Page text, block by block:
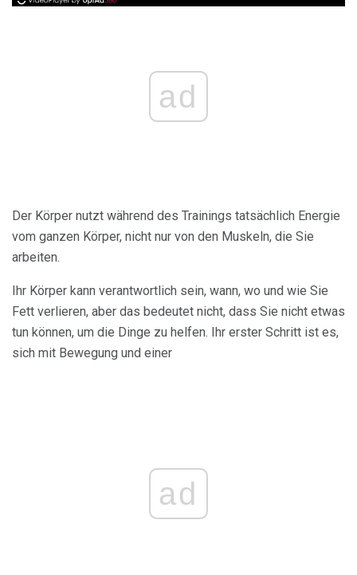
ad
Der Körper nutzt während des Trainings tatsächlich Energie
vom ganzen Körper, nicht nur von den Muskeln, die Sie
arbeiten.
Ihr Körper kann verantwortlich sein, wann, wo und wie Sie
Fett verlieren, aber das bedeutet nicht, dass Sie nicht etwas
tun können, um die Dinge zu helfen. Ihr erster Schritt ist es,
sich mit Bewegung und einer
ad